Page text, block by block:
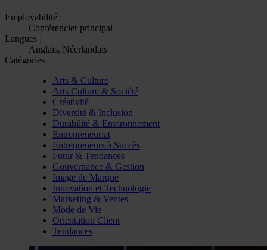
Employabilité :
Conférencier principal
Langues :
Anglais, Néerlandais
Catégories
Arts & Culture
Arts Culture & Société
Créativité
Diversité & Inclusion
Durabilité & Environnement
Entrepreneuriat
Entrepreneurs à Succès
Futur & Tendances
Gouvernance & Gestion
Image de Marque
Innovation et Technologie
Marketing & Ventes
Mode de Vie
Orientation Client
Tendances